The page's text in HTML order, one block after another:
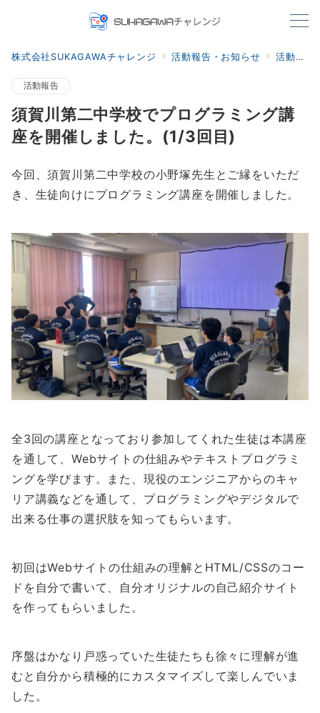
株式会社SUKAGAWAチャレンジ 活動報告・お知らせ 活動報告
活動報告
須賀川第二中学校でプログラミング講
座を開催しました。(1/3回目)
今回、須賀川第二中学校の小野塚先生とご縁をいただ
き、生徒向けにプログラミング講座を開催しました。
全3回の講座となっており参加してくれた生徒は本講座
を通して、Webサイトの仕組みやテキストプログラミ
ングを学びます。また、現役のエンジニアからのキャ
リア講義などを通して、プログラミングやデジタルで
出来る仕事の選択肢を知ってもらいます。
初回はWebサイトの仕組みの理解とHTML/CSSのコー
ドを自分で書いて、自分オリジナルの自己紹介サイト
を作ってもらいました。
序盤はかなり戸惑っていた生徒たちも徐々に理解が進
むと自分から積極的にカスタマイズして楽しんでいま
した。